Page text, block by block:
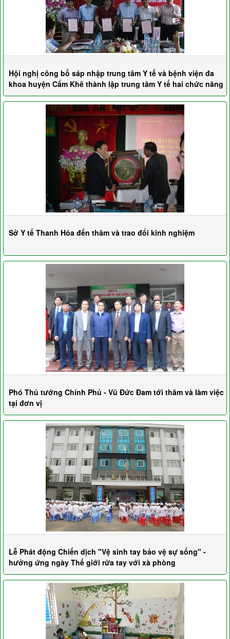
Hội nghị công bố sáp nhập trung tâm Y tế và bệnh viện đa
khoa huyện Cẩm Khê thành lập trung tâm Y tế hai chức năng
Sở Y tế Thanh Hóa đến thăm và trao đổi kinh nghiệm
Phó Thủ tướng Chính Phủ - Vũ Đức Đam tới thăm và làm việc
tại đơn vị
Lễ Phát động Chiến dịch "Vệ sinh tay bảo vệ sự sống" -
hưởng ứng ngày Thế giới rửa tay với xà phòng